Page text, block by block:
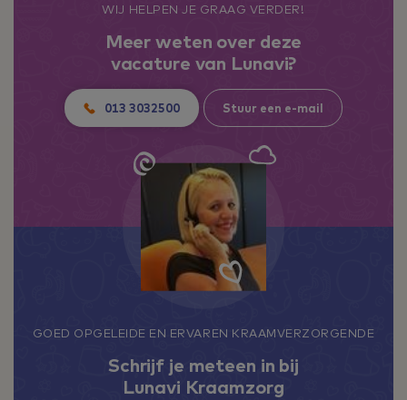
WIJ HELPEN JE GRAAG VERDER!
Meer weten over deze
vacature van Lunavi?
013 3032500 Stuur een e-mail
GOED OPGELEIDE EN ERVAREN KRAAMVERZORGENDE
Schrijf je meteen in bij
Lunavi Kraamzorg